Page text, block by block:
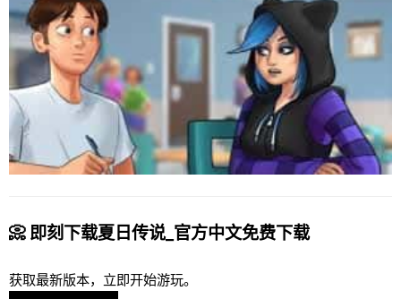
📀 即刻下载夏日传说_官方中文免费下载
获取最新版本，立即开始游玩。